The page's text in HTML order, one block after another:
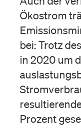
Ökostrom
bei: Trotz
in 2020 um
Prozent